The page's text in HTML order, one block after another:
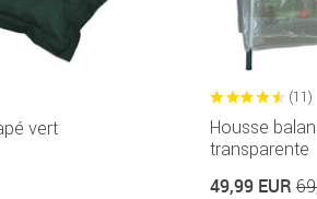
vert
(11)
Housse
transparente
49,99 EUR